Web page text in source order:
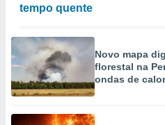
tempo quente
Novo mapa
florestal na
ondas de calor